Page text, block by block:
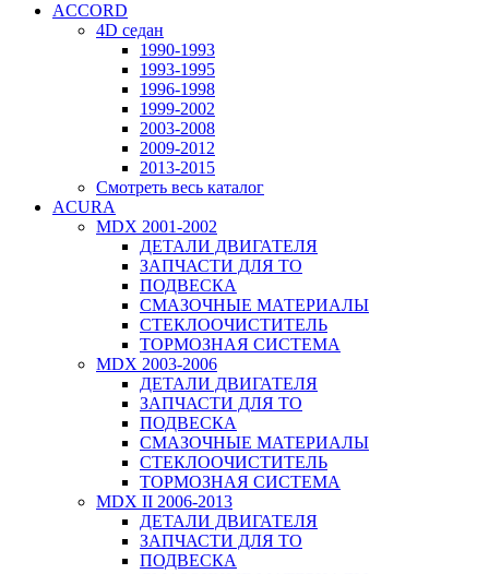
ACCORD
4D седан
1990-1993
1993-1995
1996-1998
1999-2002
2003-2008
2009-2012
2013-2015
Смотреть весь каталог
ACURA
MDX 2001-2002
ДЕТАЛИ ДВИГАТЕЛЯ
ЗАПЧАСТИ ДЛЯ ТО
ПОДВЕСКА
СМАЗОЧНЫЕ МАТЕРИАЛЫ
СТЕКЛООЧИСТИТЕЛЬ
ТОРМОЗНАЯ СИСТЕМА
MDX 2003-2006
ДЕТАЛИ ДВИГАТЕЛЯ
ЗАПЧАСТИ ДЛЯ ТО
ПОДВЕСКА
СМАЗОЧНЫЕ МАТЕРИАЛЫ
СТЕКЛООЧИСТИТЕЛЬ
ТОРМОЗНАЯ СИСТЕМА
MDX II 2006-2013
ДЕТАЛИ ДВИГАТЕЛЯ
ЗАПЧАСТИ ДЛЯ ТО
ПОДВЕСКА